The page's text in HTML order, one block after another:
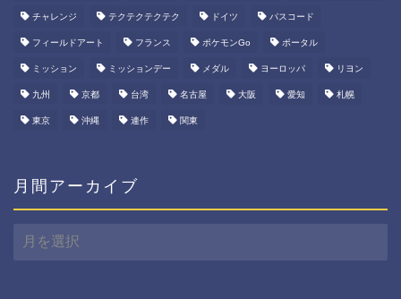
チャレンジ テクテクテクテク ドイツ パスコード
フィールドアート フランス ポケモンGo ポータル
ミッション ミッションデー メダル ヨーロッパ リヨン
九州 京都 台湾 名古屋 大阪 愛知 札幌
東京 沖縄 連作 関東
月間アーカイブ
間